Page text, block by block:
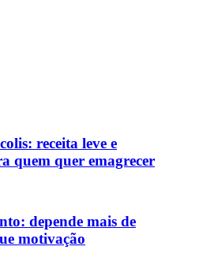
receita leve e
quem quer emagrecer
depende mais de
motivação